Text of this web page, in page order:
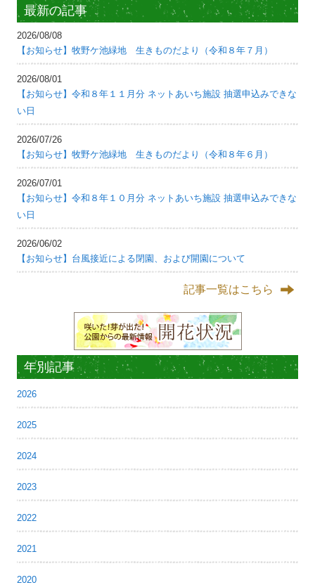
最新の記事
2026/08/08
【お知らせ】牧野ケ池緑地 生きものだより（令和８年７月）
2026/08/01
【お知らせ】令和８年１１月分 ネットあいち施設 抽選申込みできな
い日
2026/07/26
【お知らせ】牧野ケ池緑地 生きものだより（令和８年６月）
2026/07/01
【お知らせ】令和８年１０月分 ネットあいち施設 抽選申込みできな
い日
2026/06/02
【お知らせ】台風接近による閉園、および開園について
記事一覧はこちら
年別記事
2026
2025
2024
2023
2022
2021
2020